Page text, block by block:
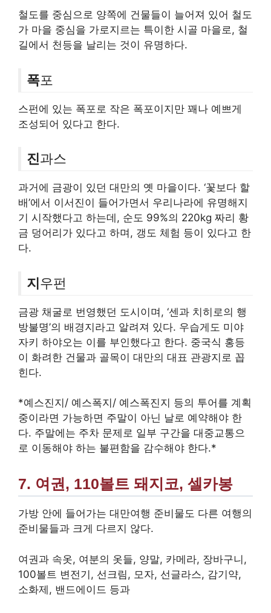
철도를 중심으로 양쪽에 건물들이 늘어져 있어 철도
가 마을 중심을 가로지르는 특이한 시골 마을로, 철
길에서 천등을 날리는 것이 유명하다.
폭포
스펀에 있는 폭포로 작은 폭포이지만 꽤나 예쁘게
조성되어 있다고 한다.
진과스
과거에 금광이 있던 대만의 옛 마을이다. ‘꽃보다 할
배’에서 이서진이 들어가면서 우리나라에 유명해지
기 시작했다고 하는데, 순도 99%의 220kg 짜리 황
금 덩어리가 있다고 하며, 갱도 체험 등이 있다고 한
다.
지우펀
금광 채굴로 번영했던 도시이며, ‘센과 치히로의 행
방불명’의 배경지라고 알려져 있다. 우습게도 미야
자키 하야오는 이를 부인했다고 한다. 중국식 홍등
이 화려한 건물과 골목이 대만의 대표 관광지로 꼽
힌다.
*예스진지/ 예스폭지/ 예스폭진지 등의 투어를 계획
중이라면 가능하면 주말이 아닌 날로 예약해야 한
다. 주말에는 주차 문제로 일부 구간을 대중교통으
로 이동해야 하는 불편함을 감수해야 한다.*
7. 여권, 110볼트 돼지코, 셀카봉
가방 안에 들어가는 대만여행 준비물도 다른 여행의
준비물들과 크게 다르지 않다.
여권과 속옷, 여분의 옷들, 양말, 카메라, 장바구니,
100볼트 변전기, 선크림, 모자, 선글라스, 감기약,
소화제, 밴드에이드 등과